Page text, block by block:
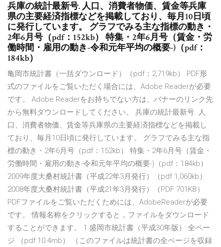
兵庫の統計最新号. 人口、消費者物価、賃金等兵庫
県の主要経済指標などを掲載しており、毎月10日頃
に発行しています。 グラフでみる主な指標の動き・
2年6月号（pdf：152kb） 特集・2年6月号（賃金・労
働時間・雇用の動き-令和元年平均の概要-)（pdf：
184kb）
亀岡市統計書（一括ダウンロード）（pdf：2,719kb） PDF形
式のファイルをご覧いただく場合には、Adobe Readerが必要
です。 Adobe Readerをお持ちでない方は、バナーのリンク先
から無料ダウンロードしてください。 兵庫の統計最新号. 人
口、消費者物価、賃金等兵庫県の主要経済指標などを掲載し
ており、毎月10日頃に発行しています。 グラフでみる主な指
標の動き・2年6月号（pdf：152kb） 特集・2年6月号（賃金・
労働時間・雇用の動き-令和元年平均の概要-)（pdf：184kb）
2009年度大桑村統計書（平成22年3月発行）（pdf 1,060kb）
2008年度大桑村統計書（平成21年3月発行）（PDF 701KB）
PDFファイルをご覧いただくためには、AdobeReaderが必要
です。 情報名称をクリックすると，ファイルをダウンロード
することができます。 1.盛岡市統計書（平成30年版） 全ペー
ジ （pdf 10.4mb） （このファイルは統計書の全ページを収録